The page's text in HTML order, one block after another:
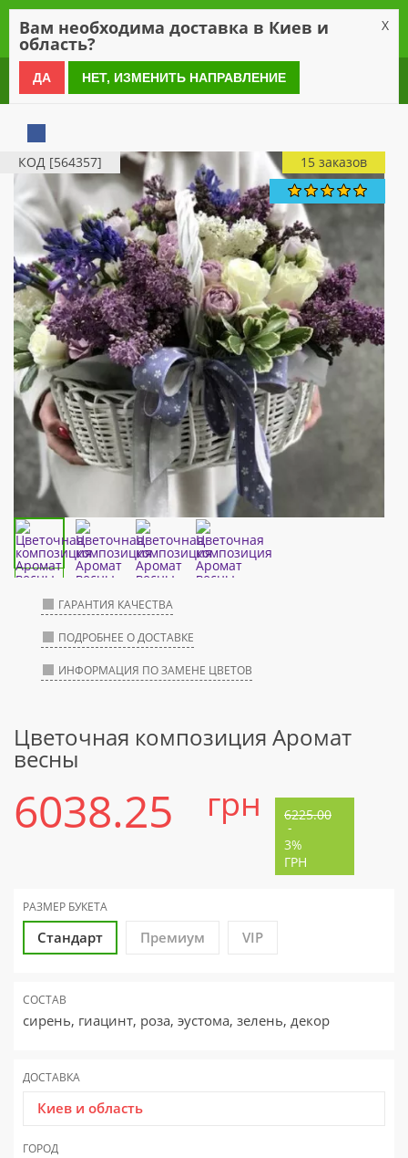
0 800 21 54 55
КОД [564357] 15 заказов
ГАРАНТИЯ КАЧЕСТВА
ПОДРОБНЕЕ О ДОСТАВКЕ
ИНФОРМАЦИЯ ПО ЗАМЕНЕ ЦВЕТОВ
Цветочная композиция Аромат
весны
6038.25 грн 6225.00
-
3%
ГРН
РАЗМЕР БУКЕТА
Стандарт Премиум VIP
СОСТАВ
сирень, гиацинт, роза, эустома, зелень, декор
ДОСТАВКА
Киев и область
ГОРОД
Вам необходима доставка в Киев и
область?
X
ДА НЕТ, ИЗМЕНИТЬ НАПРАВЛЕНИЕ